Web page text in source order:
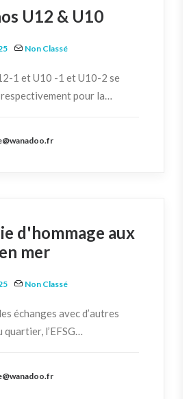
U12 & U10
Non Classé
1 et U10 -1 et U10-2 se
pour la…
d'hommage aux
mer
Non Classé
échanges avec d’autres
l’EFSG…